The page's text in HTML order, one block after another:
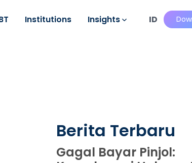
Institutions Insights ID
Berita Terbaru
Gagal Bayar Pinjol: